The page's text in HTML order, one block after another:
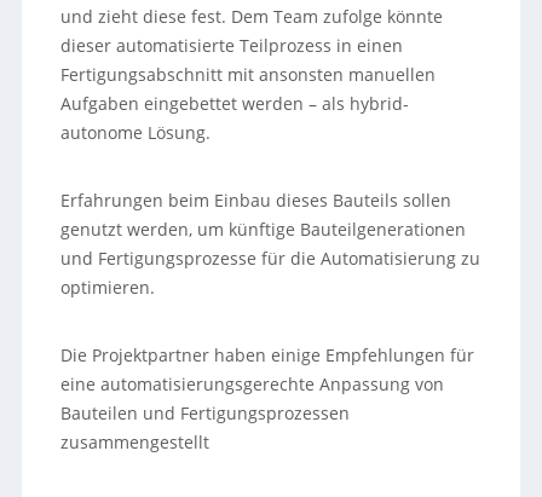
und zieht diese fest. Dem Team zufolge könnte
dieser automatisierte Teilprozess in einen
Fertigungsabschnitt mit ansonsten manuellen
Aufgaben eingebettet werden – als hybrid-
autonome Lösung.
Erfahrungen beim Einbau dieses Bauteils sollen
genutzt werden, um künftige Bauteilgenerationen
und Fertigungsprozesse für die Automatisierung zu
optimieren.
Die Projektpartner haben einige Empfehlungen für
eine automatisierungsgerechte Anpassung von
Bauteilen und Fertigungsprozessen
zusammengestellt